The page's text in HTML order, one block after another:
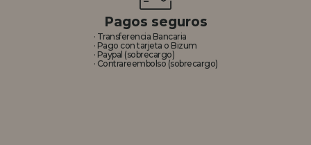
Pagos seguros
· Transferencia Bancaria
· Pago con tarjeta o Bizum
· Paypal (sobrecargo)
· Contrareembolso (sobrecargo)